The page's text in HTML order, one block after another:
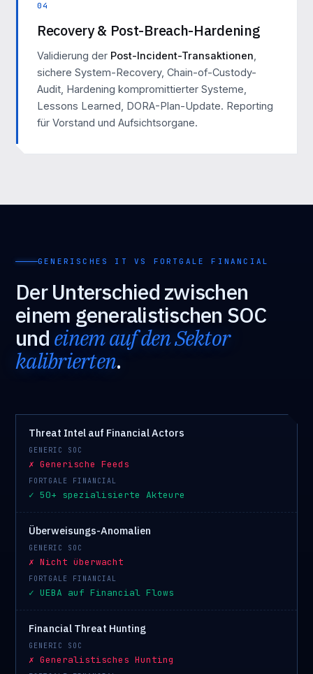
04
Recovery & Post-Breach-Hardening
Validierung der Post-Incident-Transaktionen
sichere System-Recovery, Chain-of-Custody-
Audit, Hardening kompromittierter Systeme,
Lessons Learned, DORA-Plan-Update. Reporting
für Vorstand und Aufsichtsorgane.
GENERISCHES IT VS FORTGALE FINANCIAL
Der Unterschied zwischen
einem generalistischen SOC
und einem auf den Sektor
kalibrierten.
Threat Intel auf Financial Actors
✗ Generische Feeds
✓ 50+ spezialisierte Akteure
Überweisungs-Anomalien
✗ Nicht überwacht
✓ UEBA auf Financial Flows
Financial Threat Hunting
✗ Generalistisches Hunting